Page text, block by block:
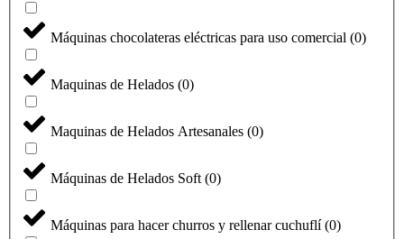
Máquinas chocolateras eléctricas para uso comercial (0)
Maquinas de Helados (0)
Maquinas de Helados Artesanales (0)
Máquinas de Helados Soft (0)
Máquinas para hacer churros y rellenar cuchuflí (0)